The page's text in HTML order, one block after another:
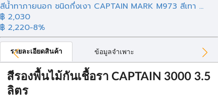
สีน้ำทาภายนอก ชนิดกึ่งเงา CAPTAIN MARK M973 สีเทา ...
฿ 2,030
฿ 2,220-8%
รายละเอียดสินค้า ข้อมูลจำเพาะ
สีรองพื้นไม้กันเชื้อรา CAPTAIN 3000 3.5
ลิตร